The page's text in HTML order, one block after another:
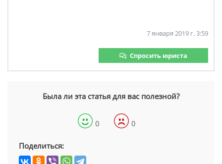
7 января 2019 г. 3:59
Спросить юриста
Была ли эта статья для вас полезной?
0 0
Поделиться: